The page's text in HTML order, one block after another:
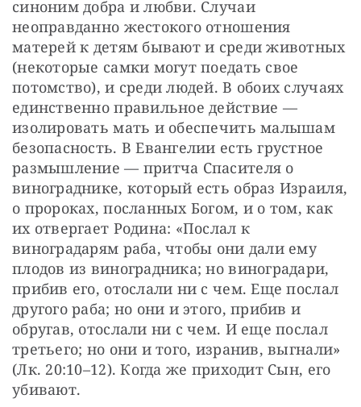
синоним добра и любви. Случаи
неоправданно жестокого отношения
матерей к детям бывают и среди животных
(некоторые самки могут поедать свое
потомство), и среди людей. В обоих случаях
единственно правильное действие —
изолировать мать и обеспечить малышам
безопасность. В Евангелии есть грустное
размышление — притча Спасителя о
винограднике, который есть образ Израиля,
о пророках, посланных Богом, и о том, как
их отвергает Родина: «Послал к
виноградарям раба, чтобы они дали ему
плодов из виноградника; но виноградари,
прибив его, отослали ни с чем. Еще послал
другого раба; но они и этого, прибив и
обругав, отослали ни с чем. И еще послал
третьего; но они и того, изранив, выгнали»
(Лк. 20:10–12). Когда же приходит Сын, его
убивают.